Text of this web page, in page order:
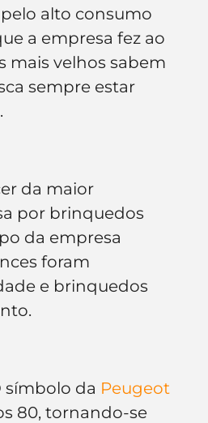
pelo alto consumo
a empresa fez ao
mais velhos sabem
sempre estar
da maior
por brinquedos
da empresa
foram
e brinquedos
símbolo da Peugeot
80, tornando-se